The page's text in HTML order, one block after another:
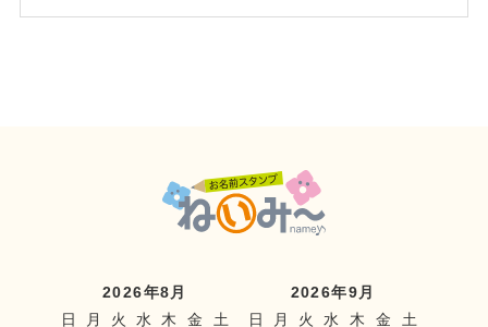
2026年8月
日
月 火 水 木 金 土
2026年9月
日
月 火 水 木 金 土